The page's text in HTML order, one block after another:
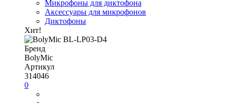
Микрофоны для диктофона
Аксессуары для микрофонов
Диктофоны
Хит!
Бренд
BolyMic
Артикул
314046
0